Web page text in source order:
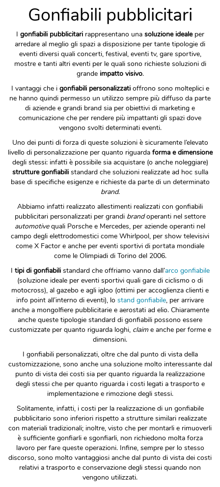
Gonfiabili pubblicitari
I gonfiabili pubblicitarirappresentano una soluzione idealeper
arredare al meglio gli spazi a disposizione per tante tipologie di
eventi diversi quali concerti, festival, eventi tv, gare sportive,
mostre e tanti altri eventi per le quali sono richieste soluzioni di
grande impatto visivo.
I vantaggi che i gonfiabili personalizzatioffrono sono molteplici e
ne hanno quindi permesso un utilizzo sempre più diffuso da parte
di aziende e grandi brand sia per obiettivi di marketing e
comunicazione che per rendere più impattanti gli spazi dove
vengono svolti determinati eventi.
Uno dei punti di forza di queste soluzioni è sicuramente l’elevato
livello di personalizzazione per quanto riguarda forma e dimensione
degli stessi: infatti è possibile sia acquistare (o anche noleggiare)
strutture gonfiabilistandard che soluzioni realizzate ad hoc sulla
base di specifiche esigenze e richieste da parte di un determinato
brand.
Abbiamo infatti realizzato allestimenti realizzati con gonfiabili
pubblicitari personalizzati per grandi brandoperanti nel settore
automotivequali Porsche e Mercedes, per aziende operanti nel
campo degli elettrodomestici come Whirlpool, per show televisivi
come X Factor e anche per eventi sportivi di portata mondiale
come le Olimpiadi di Torino del 2006.
I tipi di gonfiabilistandard che offriamo vanno dall’arco gonfiabile
(soluzione ideale per eventi sportivi quali gare di ciclismo o di
motocross), al gazebo e agli igloo (ottimi per accoglienza clienti e
info point all’interno di eventi), lo stand gonfiabile, per arrivare
anche a mongolfiere pubblicitarie e aerostati ad elio. Chiaramente
anche queste tipologie standard di gonfiabili possono essere
customizzate per quanto riguarda loghi, claime anche per forme e
dimensioni.
I gonfiabili personalizzati, oltre che dal punto di vista della
customizzazione, sono anche una soluzione molto interessante dal
punto di vista dei costi sia per quanto riguarda la realizzazione
degli stessi che per quanto riguarda i costi legati a trasporto e
implementazione e rimozione degli stessi.
Solitamente, infatti, i costi per la realizzazione di un gonfiabile
pubblicitario sono inferiori rispetto a strutture similari realizzate
con materiali tradizionali; inoltre, visto che per montarli e rimuoverli
è sufficiente gonfiarli e sgonfiarli, non richiedono molta forza
lavoro per fare queste operazioni. Infine, sempre per lo stesso
discorso, sono molto vantaggiosi anche dal punto di vista dei costi
relativi a trasporto e conservazione degli stessi quando non
vengono utilizzati.